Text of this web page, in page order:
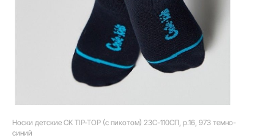
Носки детские CK TIP-TOP (с пикотом) 23С-110СП, р.16, 973 темно-
синий